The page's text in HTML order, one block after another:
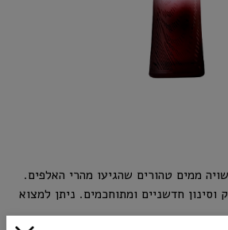
ממים טהורים שהגיעו מהרי האלפים.
וסינון חדשניים ומתוחכמים. ניתן למצוא
וניחוחות שונים. הוודקה עשויה